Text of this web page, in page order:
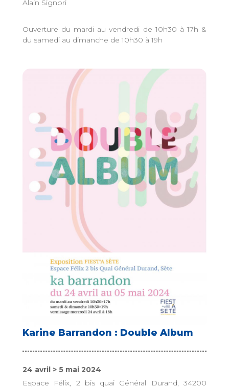
Alain Signori
Ouverture du mardi au vendredi de 10h30 à 17h &
du samedi au dimanche de 10h30 à 19h
Karine Barrandon : Double Album
24 avril > 5 mai 2024
Espace Félix, 2 bis quai Général Durand, 34200